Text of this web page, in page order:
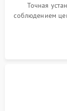
Точная
соблюдением
нанесение
и